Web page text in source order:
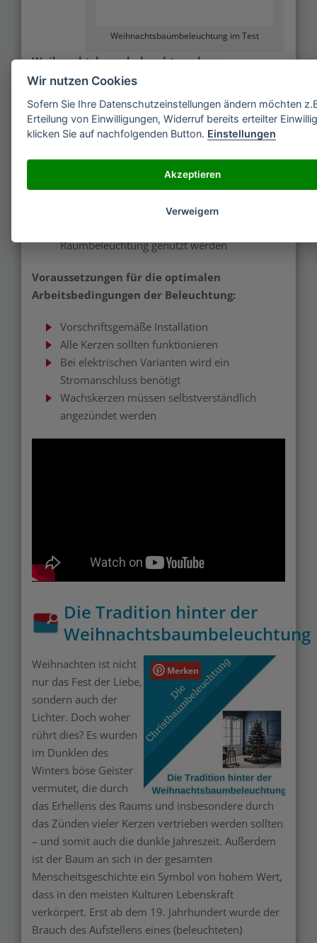
Weihnachtsbaumbeleuchtung im Test
Weihnachtsbaumbeleuchtung kann:
Effekt verleihen
Eine besinnliche Stimmung zaubern
zahlreiche Varianten gibt
Raumbeleuchtung genutzt werden
Voraussetzungen für die optimalen
Arbeitsbedingungen der Beleuchtung:
Vorschriftsgemäße Installation
Alle Kerzen sollten funktionieren
Bei elektrischen Varianten wird ein
Stromanschluss benötigt
Wachskerzen müssen selbstverständlich
angezündet werden
Die Tradition hinter der
Weihnachtsbaumbeleuchtung
Merken
Weihnachten ist nicht
nur das Fest der Liebe,
sondern auch der
Lichter. Doch woher
rührt dies? Es wurden
im Dunklen des
Winters böse Geister
vermutet, die durch
das Erhellens des Raums und insbesondere durch
das Zünden vieler Kerzen vertrieben werden sollten
– und somit auch die dunkle Jahreszeit. Außerdem
ist der Baum an sich in der gesamten
Menscheitsgeschichte ein Symbol von hohem Wert,
dass in den meisten Kulturen Lebenskraft
verkörpert. Erst ab dem 19. Jahrhundert wurde der
Brauch des Aufstellens eines (beleuchteten)
Wir nutzen Cookies
Sofern Sie Ihre Datenschutzeinstellungen ändern möchten
Erteilung von Einwilligungen, Widerruf bereits erteilter
klicken Sie auf nachfolgenden Button. Einstellungen
Akzeptieren
Verweigern